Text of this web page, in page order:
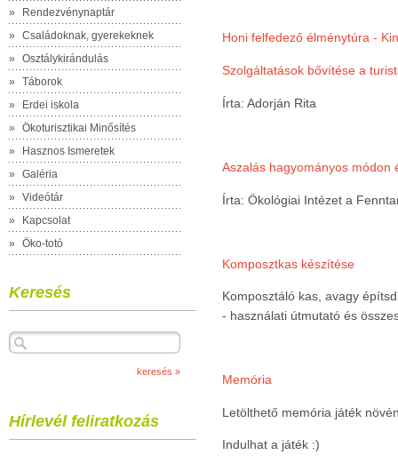
»
Rendezvénynaptár
»
Családoknak, gyerekeknek
»
Osztálykirándulás
»
Táborok
»
Erdei iskola
»
Ökoturisztikai Minősítés
»
Hasznos Ismeretek
»
Galéria
»
Videótár
»
Kapcsolat
»
Öko-totó
Keresés
Hírlevél feliratkozás
Honi felfedező élménytúra -
Szolgáltatások bővítése a
Írta: Adorján Rita
Aszalás hagyományos módon
Írta: Ökológiai Intézet a
Komposztkas készítése
Komposztáló kas, avagy
- használati útmutató és
Memória
Letölthető memória játék
Indulhat a játék :)